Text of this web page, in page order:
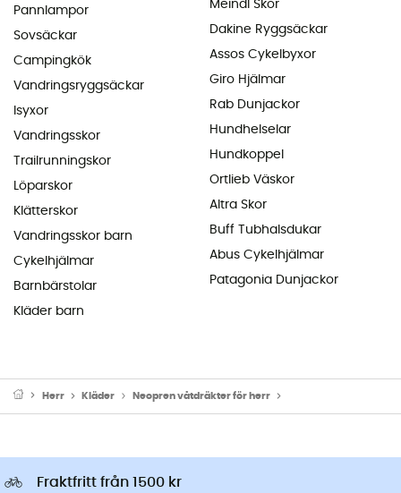
Pannlampor
Sovsäckar
Campingkök
Vandringsryggsäckar
Isyxor
Vandringsskor
Trailrunningskor
Löparskor
Klätterskor
Vandringsskor barn
Cykelhjälmar
Barnbärstolar
Kläder barn
Meindl Skor
Dakine Ryggsäckar
Assos Cykelbyxor
Giro Hjälmar
Rab Dunjackor
Hundhelselar
Hundkoppel
Ortlieb Väskor
Altra Skor
Buff Tubhalsdukar
Abus Cykelhjälmar
Patagonia Dunjackor
Herr Kläder Neopren våtdräkter för herr
Fraktfritt från 1500 kr